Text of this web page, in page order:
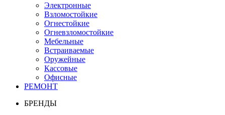
Электронные
Взломостойкие
Огнестойкие
Огневзломостойкие
Мебельные
Встраиваемые
Оружейные
Кассовые
Офисные
РЕМОНТ
БРЕНДЫ